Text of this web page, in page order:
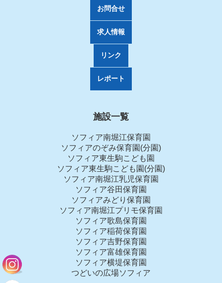
お問合せ
求人情報
リンク
レポート
施設一覧
ソフィア南堀江保育園
ソフィアのぞみ保育園(分園)
ソフィア東生駒こども園
ソフィア東生駒こども園(分園)
ソフィア南堀江乳児保育園
ソフィア谷田保育園
ソフィアみどり保育園
ソフィア南堀江プリモ保育園
ソフィア歌島保育園
ソフィア稲荷保育園
ソフィア吉野保育園
ソフィア富雄保育園
ソフィア横堤保育園
つどいの広場ソフィア